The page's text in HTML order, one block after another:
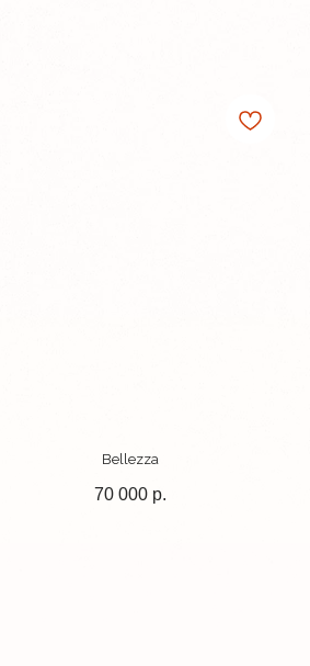
Bellezza
70 000 р.